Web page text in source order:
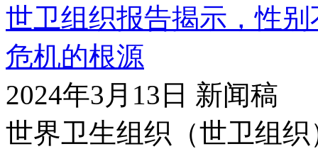
世卫组织报告揭示，性
危机的根源
2024年3月13日 新闻稿
世界卫生组织（世卫组